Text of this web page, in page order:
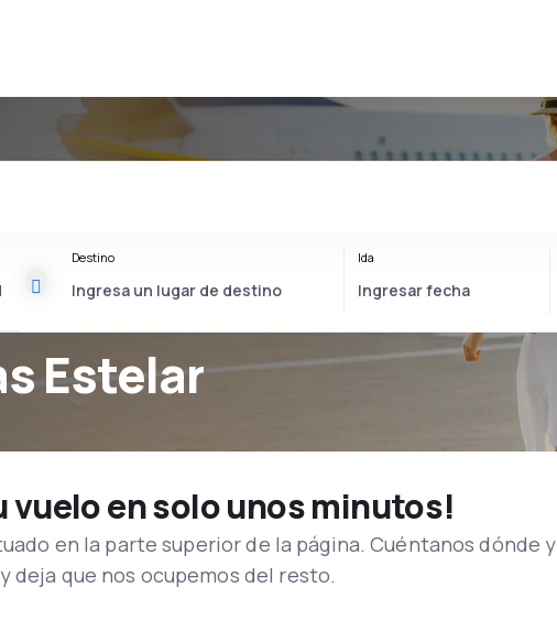
Estelar
Destino Ida
vuelo en solo unos minutos!
en la parte superior de la página. Cuéntanos dónde y
deja que nos ocupemos del resto.